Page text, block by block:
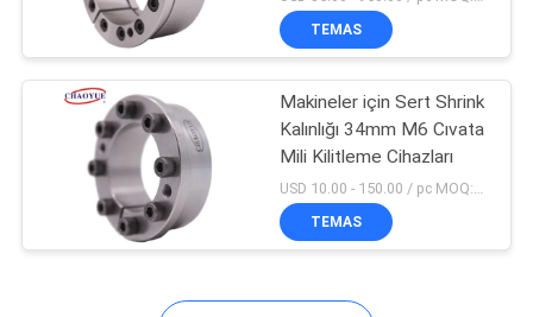
Tork Sınırlayıcı
Debriyaj
TEMAS
Makineler için Sert Shrink
Kalınlığı 34mm M6 Cıvata
Mili Kilitleme Cihazları
USD 10.00 - 150.00 / pc MOQ:1 bilgisayar
TEMAS